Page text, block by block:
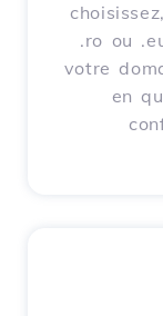
.ro ou
votre
en